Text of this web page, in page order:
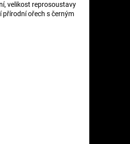
velikost reprosoustavy
přírodní ořech s černým